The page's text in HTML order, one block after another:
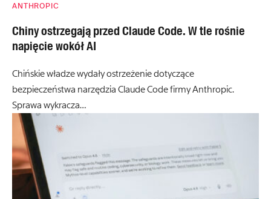
ANTHROPIC
Chiny ostrzegają przed Claude Code. W tle rośnie
napięcie wokół AI
Chińskie władze wydały ostrzeżenie dotyczące
bezpieczeństwa narzędzia Claude Code firmy Anthropic.
Sprawa wykracza…